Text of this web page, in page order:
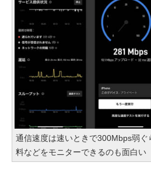
通信速度は速いときで300Mbps弱
料などをモニターできるのも面白い